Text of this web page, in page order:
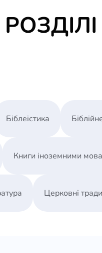
Біблеістика
Книги іноземними
Церковні